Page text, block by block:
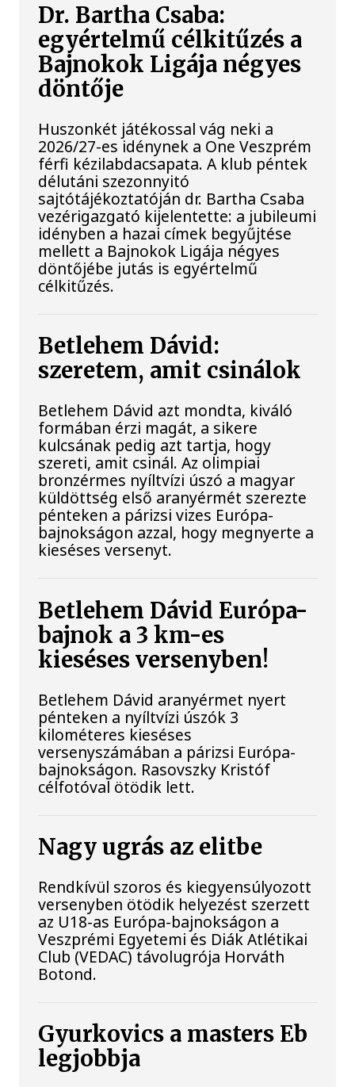
Dr. Bartha Csaba:
egyértelmű célkitűzés a
Bajnokok Ligája négyes
döntője
Huszonkét játékossal vág neki a
2026/27-es idénynek a One Veszprém
férfi kézilabdacsapata. A klub péntek
délutáni szezonnyitó
sajtótájékoztatóján dr. Bartha Csaba
vezérigazgató kijelentette: a jubileumi
idényben a hazai címek begyűjtése
mellett a Bajnokok Ligája négyes
döntőjébe jutás is egyértelmű
célkitűzés.
Betlehem Dávid:
szeretem, amit csinálok
Betlehem Dávid azt mondta, kiváló
formában érzi magát, a sikere
kulcsának pedig azt tartja, hogy
szereti, amit csinál. Az olimpiai
bronzérmes nyíltvízi úszó a magyar
küldöttség első aranyérmét szerezte
pénteken a párizsi vizes Európa-
bajnokságon azzal, hogy megnyerte a
kieséses versenyt.
Betlehem Dávid Európa-
bajnok a 3 km-es
kieséses versenyben!
Betlehem Dávid aranyérmet nyert
pénteken a nyíltvízi úszók 3
kilométeres kieséses
versenyszámában a párizsi Európa-
bajnokságon. Rasovszky Kristóf
célfotóval ötödik lett.
Nagy ugrás az elitbe
Rendkívül szoros és kiegyensúlyozott
versenyben ötödik helyezést szerzett
az U18-as Európa-bajnokságon a
Veszprémi Egyetemi és Diák Atlétikai
Club (VEDAC) távolugrója Horváth
Botond.
Gyurkovics a masters Eb
legjobbja